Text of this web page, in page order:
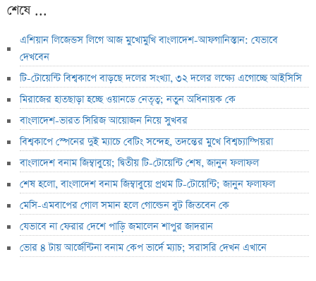
শেষে ...
এশিয়ান লিজেন্ডস লিগে আজ মুখোমুখি বাংলাদেশ-আফগানিস্তান: যেভাবে
দেখবেন
টি-টোয়েন্টি বিশ্বকাপে বাড়ছে দলের সংখ্যা, ৩২ দলের লক্ষ্যে এগোচ্ছে আইসিসি
মিরাজের হাতছাড়া হচ্ছে ওয়ানডে নেতৃত্ব; নতুন অধিনায়ক কে
বাংলাদেশ-ভারত সিরিজ আয়োজন নিয়ে সুখবর
বিশ্বকাপে স্পেনের দুই ম্যাচে বেটিং সন্দেহ, তদন্তের মুখে বিশ্বচ্যাম্পিয়রা
বাংলাদেশ বনাম জিম্বাবুয়ে; দ্বিতীয় টি-টোয়েন্টি শেষ, জানুন ফলাফল
শেষ হলো, বাংলাদেশ বনাম জিম্বাবুয়ে প্রথম টি-টোয়েন্টি; জানুন ফলাফল
মেসি-এমবাপের গোল সমান হলে গোল্ডেন বুট জিতবেন কে
যেভাবে না ফেরার দেশে পাড়ি জমালেন শাপুর জাদরান
ভোর ৪ টায় আর্জেন্টিনা বনাম কেপ ভার্দে ম্যাচ; সরাসরি দেখন এখানে